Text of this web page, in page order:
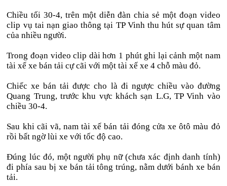
Chiều tối 30-4, trên một diễn đàn chia sẻ một đoạn video
clip vụ tai nạn giao thông tại TP Vinh thu hút sự quan tâm
của nhiều người.
Trong đoạn video clip dài hơn 1 phút ghi lại cảnh một nam
tài xế xe bán tải cự cãi với một tài xế xe 4 chỗ màu đỏ.
Chiếc xe bán tải được cho là đi ngược chiều vào đường
Quang Trung, trước khu vực khách sạn L.G, TP Vinh vào
chiều 30-4.
Sau khi cãi vã, nam tài xế bán tải đóng cửa xe ôtô màu đỏ
rồi bất ngờ lùi xe với tốc độ cao.
Đúng lúc đó, một người phụ nữ (chưa xác định danh tính)
đi phía sau bị xe bán tải tông trúng, nằm dưới bánh xe bán
tải.